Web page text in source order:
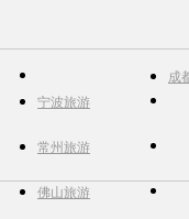
成
宁波旅游
常州旅游
佛山旅游